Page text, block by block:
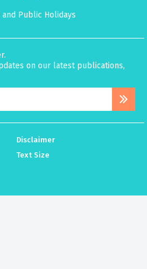
and Public Holidays
on our latest publications,
Disclaimer
Text Size